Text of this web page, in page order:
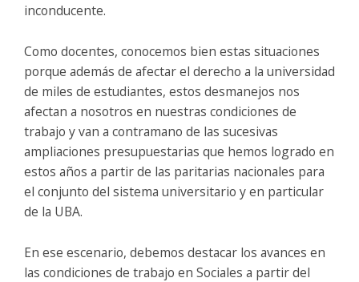
inconducente.
Como docentes, conocemos bien estas situaciones
porque además de afectar el derecho a la universidad
de miles de estudiantes, estos desmanejos nos
afectan a nosotros en nuestras condiciones de
trabajo y van a contramano de las sucesivas
ampliaciones presupuestarias que hemos logrado en
estos años a partir de las paritarias nacionales para
el conjunto del sistema universitario y en particular
de la UBA.
En ese escenario, debemos destacar los avances en
las condiciones de trabajo en Sociales a partir del